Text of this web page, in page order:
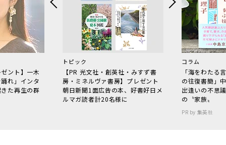
ント】一木
れ」インタ
た再生の群
トピック
【PR 光文社・創英社・みすず書
房・ミネルヴァ書房】プレゼント
朝日新聞1面広告の本、好書好日メ
ルマガ読者計20名様に
コラム
「海をわた
の往復書簡」
出逢いの不思
の〝家族〟
PR by 集英社